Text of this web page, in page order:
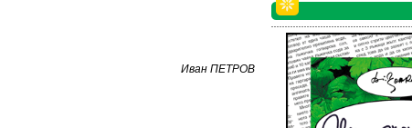
Иван ПЕТРОВ